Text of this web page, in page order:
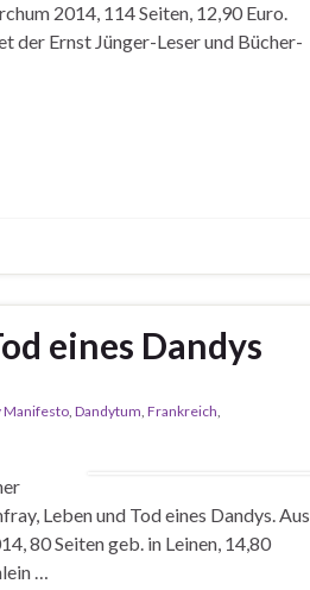
2014, 114 Seiten, 12,90 Euro.
der Ernst Jünger-Leser und Bücher-
eines Dandys
Manifesto, Dandytum, Frankreich,
Leben und Tod eines Dandys. Aus
80 Seiten geb. in Leinen, 14,80
…